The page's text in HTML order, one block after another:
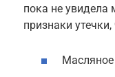
пока не увидела
признаки